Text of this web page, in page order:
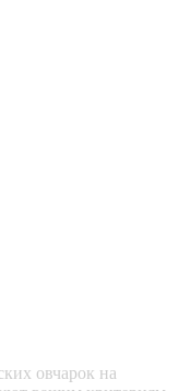
овчарок на